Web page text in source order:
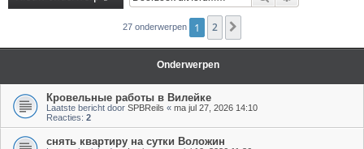
27 onderwerpen 1 2
Onderwerpen
Кровельные работы в Вилейке
Laatste bericht door SPBReils « ma jul 27, 2026 14:10
Reacties: 2
снять квартиру на сутки Воложин